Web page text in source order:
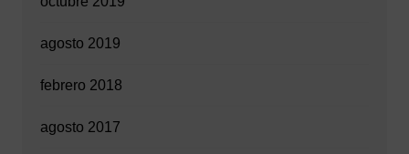
agosto 2019
febrero 2018
agosto 2017